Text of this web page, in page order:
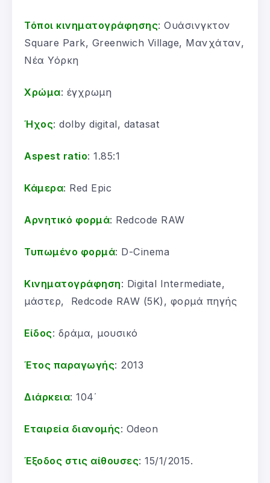
Τόποι κινηματογράφησης: Ουάσινγκτον
Square Park, Greenwich Village, Μανχάταν,
Νέα Υόρκη
Χρώμα: έγχρωμη
Ήχος: dolby digital, datasat
Aspest ratio: 1.85:1
Κάμερα: Red Epic
Αρνητικό φορμά: Redcode RAW
Τυπωμένο φορμά: D-Cinema
Κινηματογράφηση: Digital Intermediate,
μάστερ, Redcode RAW (5K), φορμά πηγής
Είδος: δράμα, μουσικό
Έτος παραγωγής: 2013
Διάρκεια: 104΄
Εταιρεία διανομής: Odeon
Έξοδος στις αίθουσες: 15/1/2015.